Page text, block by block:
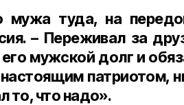
мужа туда, на
– Переживал за
его мужской долг и
патриотом,
то, что надо».